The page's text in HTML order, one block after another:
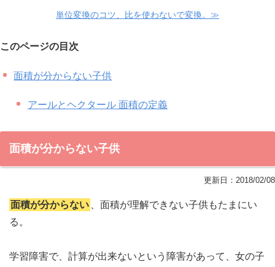
単位変換のコツ、比を使わないで変換。≫
このページの目次
面積が分からない子供
アールとヘクタール 面積の定義
面積が分からない子供
更新日： 2018/02/08
面積が分からない
、面積が理解できない子供もたまにい
る。
学習障害で、計算が出来ないという障害があって、女の子